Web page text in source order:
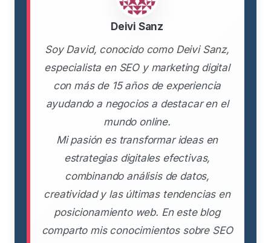
Deivi Sanz
Soy David, conocido como Deivi Sanz,
especialista en SEO y marketing digital
con más de 15 años de experiencia
ayudando a negocios a destacar en el
mundo online.
Mi pasión es transformar ideas en
estrategias digitales efectivas,
combinando análisis de datos,
creatividad y las últimas tendencias en
posicionamiento web. En este blog
comparto mis conocimientos sobre SEO